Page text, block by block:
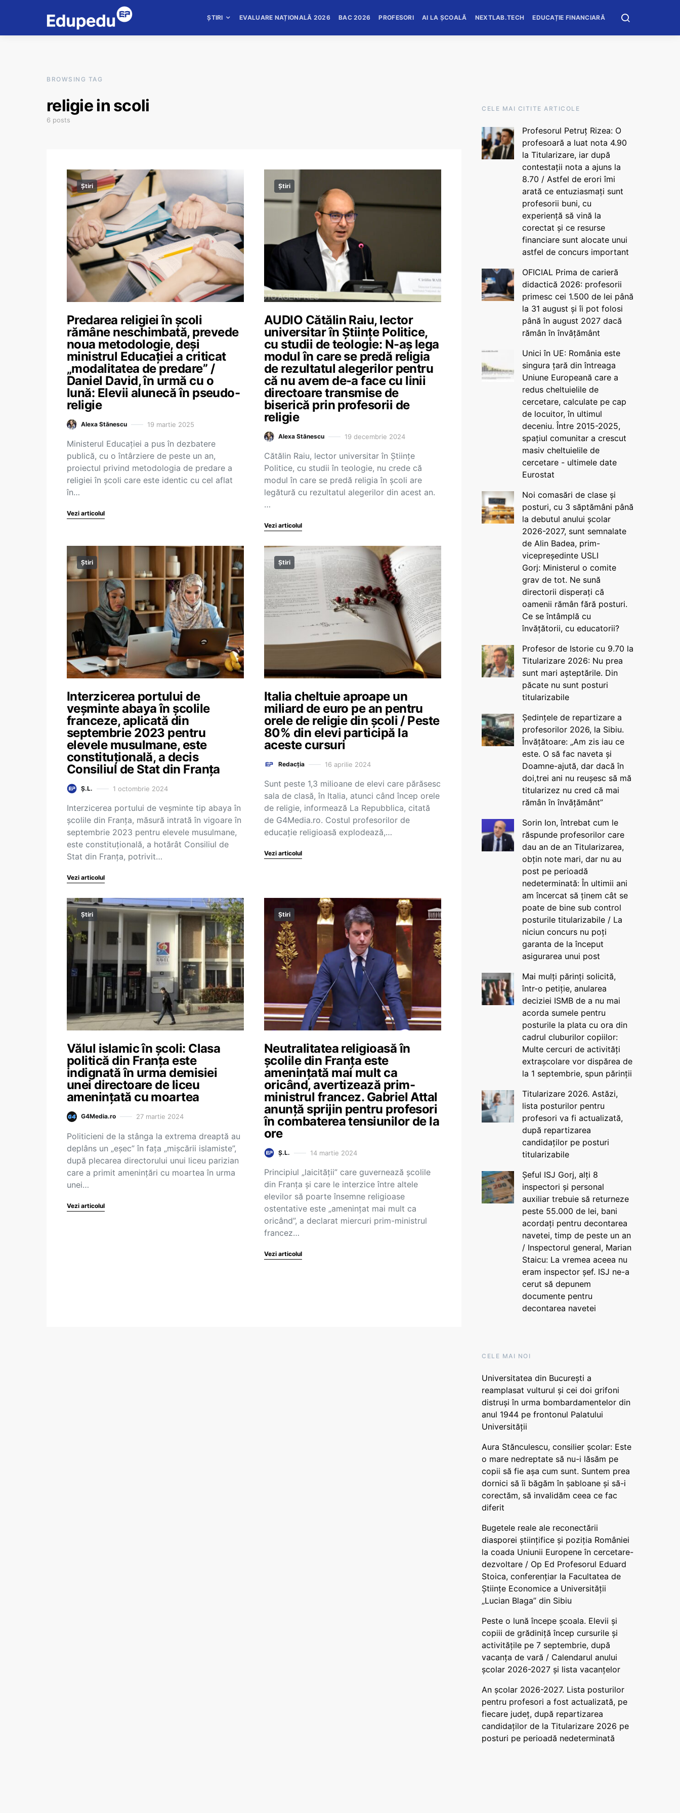
ȘTIRI EVALUARE NAȚIONALĂ 2026 BAC 2026 PROFESORI AI LA ȘCOALĂ NEXTLAB.TECH EDUCAȚIE FINANCIARĂ
BROWSING TAG
religie in scoli
6 posts
Știri
Predarea religiei în școli
rămâne neschimbată, prevede
noua metodologie, deși
ministrul Educației a criticat
„modalitatea de predare” /
Daniel David, în urmă cu o
lună: Elevii alunecă în pseudo-
religie
Alexa Stănescu 19 martie 2025
Ministerul Educației a pus în dezbatere
publică, cu o întârziere de peste un an,
proiectul privind metodologia de predare a
religiei în școli care este identic cu cel aflat
în…
Vezi articolul
Știri
AUDIO Cătălin Raiu, lector
universitar în Științe Politice,
cu studii de teologie: N-aș lega
modul în care se predă religia
de rezultatul alegerilor pentru
că nu avem de-a face cu linii
directoare transmise de
biserică prin profesorii de
religie
Alexa Stănescu 19 decembrie 2024
Cătălin Raiu, lector universitar în Științe
Politice, cu studii în teologie, nu crede că
modul în care se predă religia în școli are
legătură cu rezultatul alegerilor din acest an.
…
Vezi articolul
Știri
Interzicerea portului de
veșminte abaya în școlile
franceze, aplicată din
septembrie 2023 pentru
elevele musulmane, este
constituțională, a decis
Consiliul de Stat din Franța
Ș.L. 1 octombrie 2024
Interzicerea portului de veșminte tip abaya în
școlile din Franța, măsură intrată în vigoare în
septembrie 2023 pentru elevele musulmane,
este constituțională, a hotărât Consiliul de
Stat din Franța, potrivit…
Vezi articolul
Știri
Italia cheltuie aproape un
miliard de euro pe an pentru
orele de religie din școli / Peste
80% din elevi participă la
aceste cursuri
Redacția 16 aprilie 2024
Sunt peste 1,3 milioane de elevi care părăsesc
sala de clasă, în Italia, atunci când încep orele
de religie, informează La Repubblica, citată
de G4Media.ro. Costul profesorilor de
educație religioasă explodează,…
Vezi articolul
Știri
Vălul islamic în școli: Clasa
politică din Franța este
indignată în urma demisiei
unei directoare de liceu
amenințată cu moartea
G4Media.ro 27 martie 2024
Politicieni de la stânga la extrema dreaptă au
deplâns un „eșec” în fața „mișcării islamiste”,
după plecarea directorului unui liceu parizian
care a primit amenințări cu moartea în urma
unei…
Vezi articolul
Știri
Neutralitatea religioasă în
școlile din Franța este
amenințată mai mult ca
oricând, avertizează prim-
ministrul francez. Gabriel Attal
anunță sprijin pentru profesori
în combaterea tensiunilor de la
ore
Ș.L. 14 martie 2024
Principiul „laicităţii” care guvernează şcolile
din Franţa şi care le interzice între altele
elevilor să poarte însemne religioase
ostentative este „ameninţat mai mult ca
oricând”, a declarat miercuri prim-ministrul
francez…
Vezi articolul
CELE MAI CITITE ARTICOLE
Profesorul Petruț Rizea: O
profesoară a luat nota 4.90
la Titularizare, iar după
contestații nota a ajuns la
8.70 / Astfel de erori îmi
arată ce entuziasmați sunt
profesorii buni, cu
experiență să vină la
corectat și ce resurse
financiare sunt alocate unui
astfel de concurs important
OFICIAL Prima de carieră
didactică 2026: profesorii
primesc cei 1.500 de lei până
la 31 august și îi pot folosi
până în august 2027 dacă
rămân în învățământ
Unici în UE: România este
singura țară din întreaga
Uniune Europeană care a
redus cheltuielile de
cercetare, calculate pe cap
de locuitor, în ultimul
deceniu. Între 2015-2025,
spațiul comunitar a crescut
masiv cheltuielile de
cercetare - ultimele date
Eurostat
Noi comasări de clase și
posturi, cu 3 săptămâni până
la debutul anului școlar
2026-2027, sunt semnalate
de Alin Badea, prim-
vicepreședinte USLI
Gorj: Ministerul o comite
grav de tot. Ne sună
directorii disperați că
oamenii rămân fără posturi.
Ce se întâmplă cu
învățătorii, cu educatorii?
Profesor de Istorie cu 9.70 la
Titularizare 2026: Nu prea
sunt mari așteptările. Din
păcate nu sunt posturi
titularizabile
Ședințele de repartizare a
profesorilor 2026, la Sibiu.
Învățătoare: „Am zis iau ce
este. O să fac naveta și
Doamne-ajută, dar dacă în
doi,trei ani nu reușesc să mă
titularizez nu cred că mai
rămân în învățământ”
Sorin Ion, întrebat cum le
răspunde profesorilor care
dau an de an Titularizarea,
obțin note mari, dar nu au
post pe perioadă
nedeterminată: În ultimii ani
am încercat să ținem cât se
poate de bine sub control
posturile titularizabile / La
niciun concurs nu poți
garanta de la început
asigurarea unui post
Mai mulți părinți solicită,
într-o petiție, anularea
deciziei ISMB de a nu mai
acorda sumele pentru
posturile la plata cu ora din
cadrul cluburilor copiilor:
Multe cercuri de activități
extrașcolare vor dispărea de
la 1 septembrie, spun părinții
Titularizare 2026. Astăzi,
lista posturilor pentru
profesori va fi actualizată,
după repartizarea
candidaților pe posturi
titularizabile
Șeful ISJ Gorj, alți 8
inspectori și personal
auxiliar trebuie să returneze
peste 55.000 de lei, bani
acordați pentru decontarea
navetei, timp de peste un an
/ Inspectorul general, Marian
Staicu: La vremea aceea nu
eram inspector șef. ISJ ne-a
cerut să depunem
documente pentru
decontarea navetei
CELE MAI NOI
Universitatea din București a
reamplasat vulturul și cei doi grifoni
distruși în urma bombardamentelor din
anul 1944 pe frontonul Palatului
Universității
Aura Stănculescu, consilier școlar: Este
o mare nedreptate să nu-i lăsăm pe
copii să fie așa cum sunt. Suntem prea
dornici să îi băgăm în șabloane și să-i
corectăm, să invalidăm ceea ce fac
diferit
Bugetele reale ale reconectării
diasporei științifice și poziția României
la coada Uniunii Europene în cercetare-
dezvoltare / Op Ed Profesorul Eduard
Stoica, conferențiar la Facultatea de
Științe Economice a Universității
„Lucian Blaga” din Sibiu
Peste o lună începe școala. Elevii și
copiii de grădiniță încep cursurile și
activitățile pe 7 septembrie, după
vacanța de vară / Calendarul anului
școlar 2026-2027 și lista vacanțelor
An școlar 2026-2027. Lista posturilor
pentru profesori a fost actualizată, pe
fiecare județ, după repartizarea
candidaților de la Titularizare 2026 pe
posturi pe perioadă nedeterminată